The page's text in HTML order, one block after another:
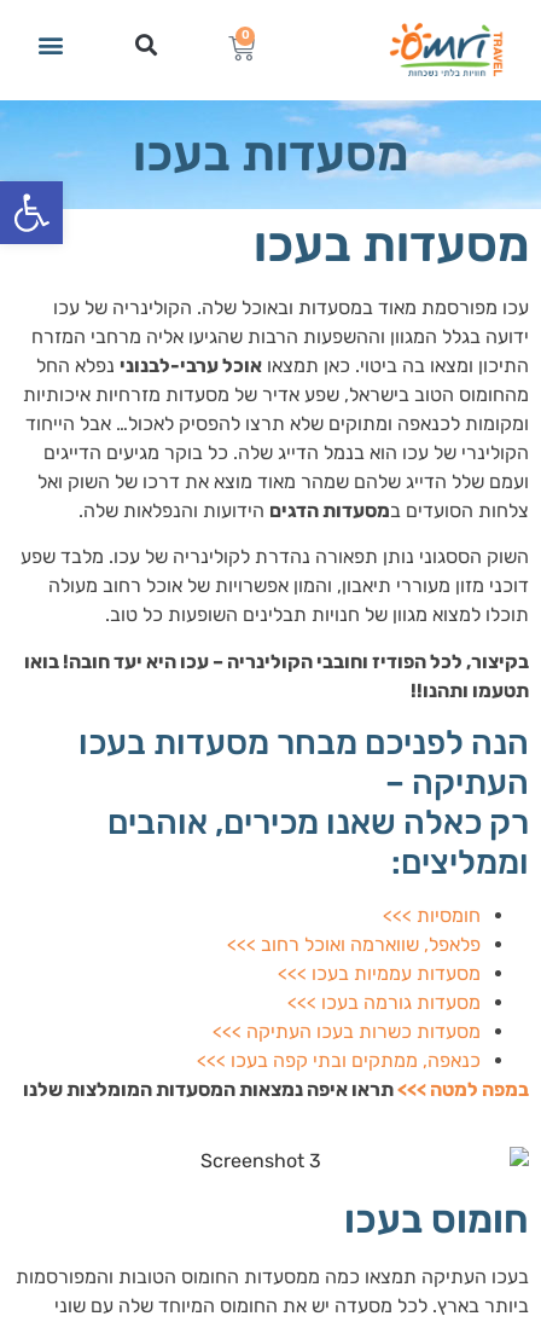
פתח
0
מסעדות בעכו
מסעדות בעכו
עכו מפורסמת מאוד במסעדות ובאוכל שלה. הקולינריה של עכו
ידועה בגלל המגוון וההשפעות הרבות שהגיעו אליה מרחבי המזרח
התיכון ומצאו בה ביטוי. כאן תמצאו אוכל ערבי-לבנוני נפלא החל
מהחומוס הטוב בישראל, שפע אדיר של מסעדות מזרחיות איכותיות
ומקומות לכנאפה ומתוקים שלא תרצו להפסיק לאכול… אבל הייחוד
הקולינרי של עכו הוא בנמל הדייג שלה. כל בוקר מגיעים הדייגים
ועמם שלל הדייג שלהם שמהר מאוד מוצא את דרכו של השוק ואל
צלחות הסועדים במסעדות הדגים הידועות והנפלאות שלה.
השוק הססגוני נותן תפאורה נהדרת לקולינריה של עכו. מלבד שפע
דוכני מזון מעוררי תיאבון, והמון אפשרויות של אוכל רחוב מעולה
תוכלו למצוא מגוון של חנויות תבלינים השופעות כל טוב.
בקיצור, לכל הפודיז וחובבי הקולינריה – עכו היא יעד חובה! בואו
תטעמו ותהנו!!
הנה לפניכם מבחר מסעדות בעכו
העתיקה –
רק כאלה שאנו מכירים, אוהבים
וממליצים:
חומסיות >>>
פלאפל, שווארמה ואוכל רחוב >>>
מסעדות עממיות בעכו >>>
מסעדות גורמה בעכו >>>
מסעדות כשרות בעכו העתיקה >>>
כנאפה, ממתקים ובתי קפה בעכו >>>
במפה למטה >>>תראו איפה נמצאות המסעדות המומלצות שלנו
חומוס בעכו
בעכו העתיקה תמצאו כמה ממסעדות החומוס הטובות והמפורסמות
ביותר בארץ. לכל מסעדה יש את החומוס המיוחד שלה עם שוני